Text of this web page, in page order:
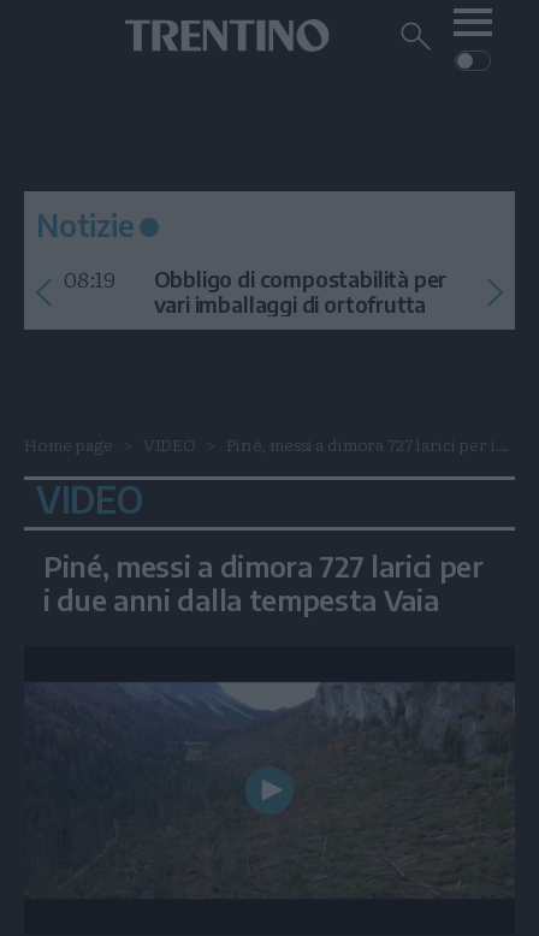
Cerca
CRONACA
GARDA
CULTURA
VIDEO
Notizie
08:19
Obbligo di compostabilità per
vari imballaggi di ortofrutta
Home page VIDEO Piné, messi a dimora 727 larici per i...
VIDEO
Piné, messi a dimora 727 larici per
i due anni dalla tempesta Vaia
Play
Video